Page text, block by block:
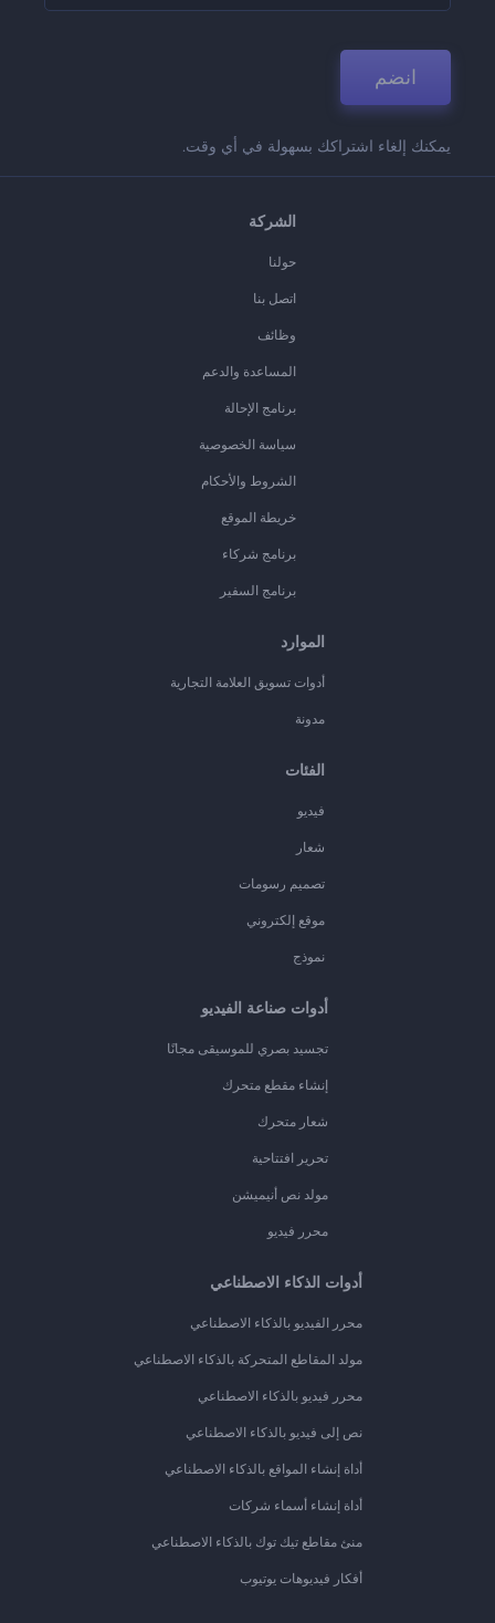
انضم
يمكنك إلغاء اشتراكك بسهولة في أي وقت.
الشركة
حولنا
اتصل بنا
وظائف
المساعدة والدعم
برنامج الإحالة
سياسة الخصوصية
الشروط والأحكام
خريطة الموقع
برنامج شركاء
برنامج السفير
الموارد
أدوات تسويق العلامة التجارية
مدونة
الفئات
فيديو
شعار
تصميم رسومات
موقع إلكتروني
نموذج
أدوات صناعة الفيديو
تجسيد بصري للموسيقى مجانًا
إنشاء مقطع متحرك
شعار متحرك
تحرير افتتاحية
مولد نص أنيميشن
محرر فيديو
أدوات الذكاء الاصطناعي
محرر الفيديو بالذكاء الاصطناعي
مولد المقاطع المتحركة بالذكاء الاصطناعي
محرر فيديو بالذكاء الاصطناعي
نص إلى فيديو بالذكاء الاصطناعي
أداة إنشاء المواقع بالذكاء الاصطناعي
أداة إنشاء أسماء شركات
منئ مقاطع تيك توك بالذكاء الاصطناعي
أفكار فيديوهات يوتيوب